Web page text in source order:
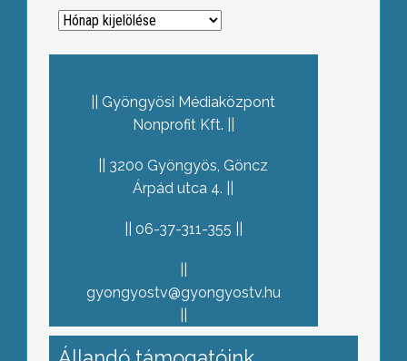
Archívum
Gyöngyösi Médiaközpont
Nonprofit Kft.
3200 Gyöngyös, Göncz
Árpád utca 4.
06-37-311-355
gyongyostv@gyongyostv.hu